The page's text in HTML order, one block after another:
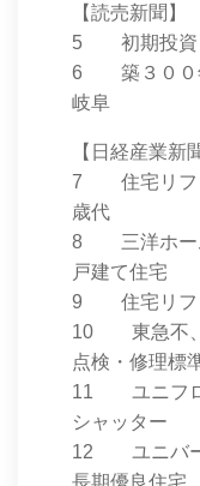
【読売新聞】
5 初期投資
6 築３００
岐阜
【日経産業新
7 住宅リフ
歳代
8 三洋ホー
戸建て住宅
9 住宅リフ
10 東急不、
点検・修理標
11 ユニフロ
シャッター
12 ユニバー
長期優良住宅